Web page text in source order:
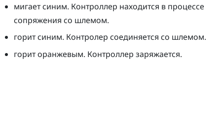
мигает синим. Контроллер находится в процессе
сопряжения со шлемом.
горит синим. Контролер соединяется со шлемом.
горит оранжевым. Контроллер заряжается.